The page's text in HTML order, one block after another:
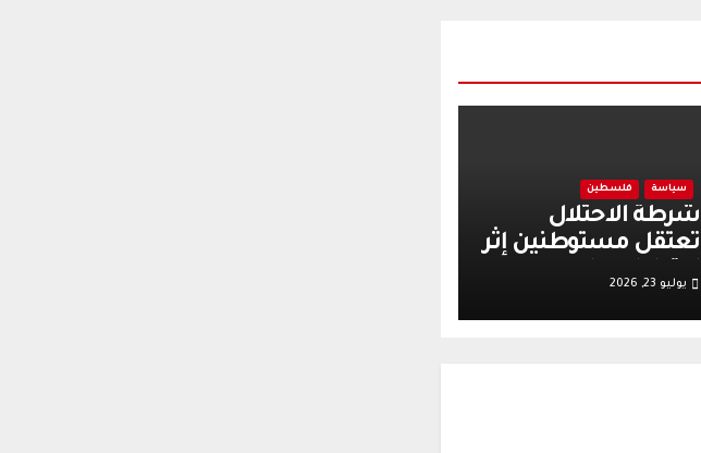
سياسة فلسطين
شرطة الاحتلال
تعتقل مستوطنين إثر
اعتداءات على
الأوقاف يعزز الهدوء
يوليو 23, 2026